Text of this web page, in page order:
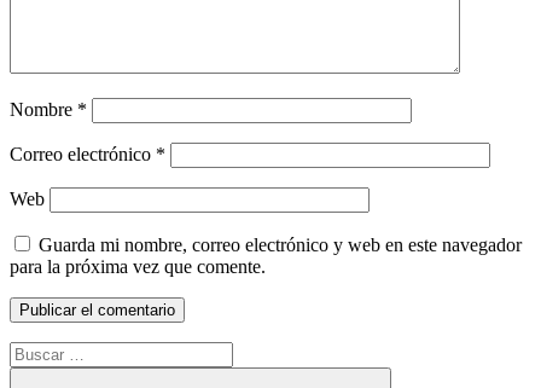
Nombre *
Correo electrónico *
Web
Guarda mi nombre, correo electrónico y web en este navegador
para la próxima vez que comente.
Buscar: